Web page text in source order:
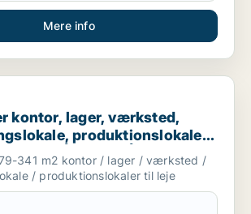
Mere info
lager, værksted, undervisningslokale,
kontor, lager, værksted,
produktionslokaler
til leje i Århus N, Århus V eller
341 m2 kontor / lager / værksted /
/ produktionslokaler til leje